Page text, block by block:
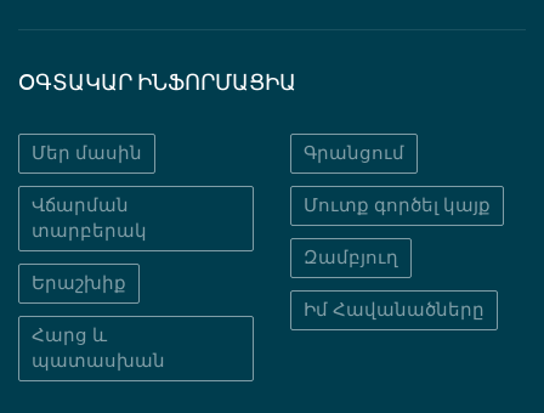
ՕԳՏԱԿԱՐ ԻՆՖՈՐՄԱՑԻԱ
Մեր մասին
Վճարման
տարբերակ
Երաշխիք
Հարց և
պատասխան
Գրանցում
Մուտք գործել կայք
Զամբյուղ
Իմ Հավանածները